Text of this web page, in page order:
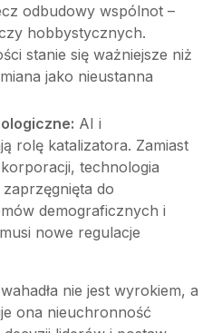
odbudowy wspólnot –
hobbystycznych.
stanie się ważniejsze niż
jako nieustanna
AI i
rolę katalizatora. Zamiast
technologia
zaprzęgnięta do
demograficznych i
nowe regulacje
nie jest wyrokiem, a
ona nieuchronność